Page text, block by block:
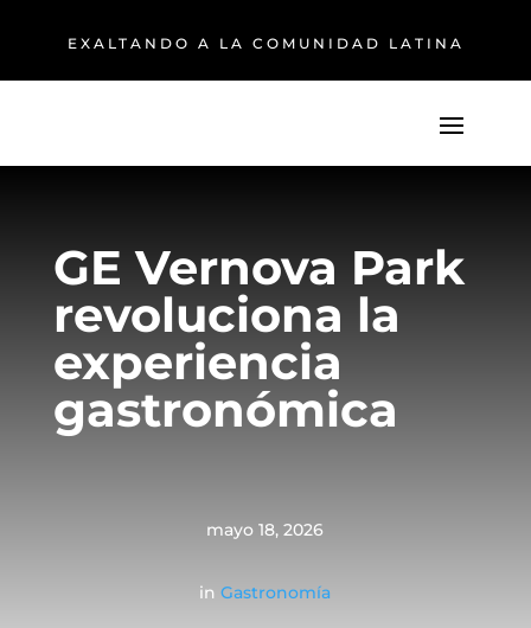
EXALTANDO A LA COMUNIDAD LATINA
GE Vernova Park
revoluciona la
experiencia
gastronómica
mayo 18, 2026
inGastronomía